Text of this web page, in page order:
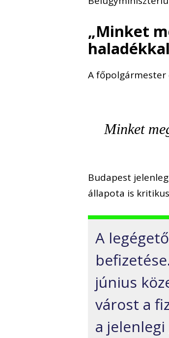
„Minket
haladékkal
A
Minket
Budapest
állapota is
A
június
várost a
a